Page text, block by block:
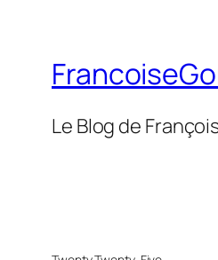
Le Blog de